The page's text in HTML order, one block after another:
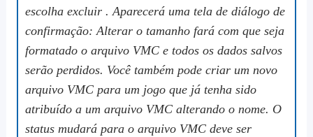
escolha excluir. Aparecerá uma tela de diálogo de
confirmação: Alterar o tamanho fará com que seja
formatado o arquivo VMC e todos os dados salvos
serão perdidos. Você também pode criar um novo
arquivo VMC para um jogo que já tenha sido
atribuído a um arquivo VMC alterando o nome. O
status mudará para o arquivo VMC deve ser